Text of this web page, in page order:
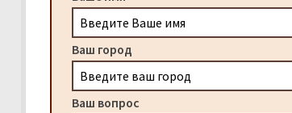
Ваш город
Ваш вопрос